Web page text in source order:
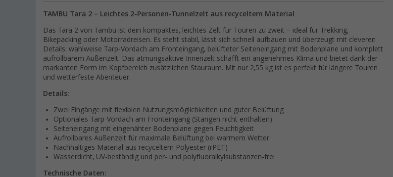
TAMBU Tara 2 – Leichtes 2-Personen-Tunnelzelt aus recyceltem Material
Das Tara 2 von Tambu ist dein kompaktes, leichtes Zelt für Touren zu zweit – ideal für Trekking,
Bikepacking oder Motorradreisen. Es steht stabil, lässt sich schnell aufbauen und überzeugt mit cleveren
Details: wahlweise Tarp-Vordach am Fronteingang, belüfteter Seiteneingang mit Bodenplane und komplett
aufrollbarem Außenzelt. Das atmungsaktive Innenzelt schafft ein angenehmes Klima und bietet dank der
markanten Form im Kopfbereich zusätzlichen Stauraum. Mit nur 2,55 kg ist es perfekt für längere Touren
und wetterfeste Abenteuer.
Details:
Zwei Eingänge mit flexiblen Nutzungsmöglichkeiten und guter Belüftung
Optionales Tarp-Vordach am Fronteingang (Stangen nicht enthalten)
Seiteneingang mit eingenähter Bodenplane gegen Feuchtigkeit
Aufrollbares Außenzelt für maximale Belüftung bei warmem Wetter
Nachhaltiges Material aus recyceltem Polyester (rPET)
Wasserdicht, UV-beständig und per- und polyfluoralkylsubstanzen-frei
Technische Daten: